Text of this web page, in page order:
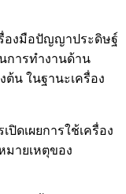
งมือปัญญาประดิษฐ์
นการทำงานด้าน
ต้น ในฐานะเครื่อง
เผยการใช้เครื่อง
มายเหตุของ